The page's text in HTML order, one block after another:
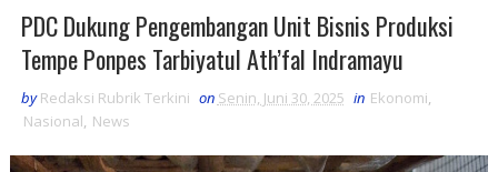
PDC Dukung Pengembangan Unit Bisnis Produksi
Tempe Ponpes Tarbiyatul Ath’fal Indramayu
by Redaksi Rubrik Terkini on Senin, Juni 30, 2025 in Ekonomi,
Nasional, News